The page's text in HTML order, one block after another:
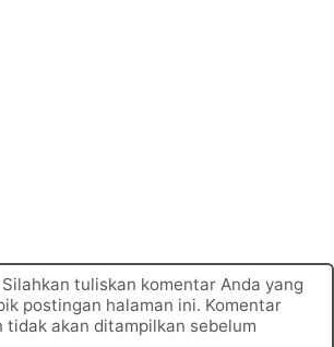
Silahkan tuliskan komentar Anda yang
postingan halaman ini. Komentar
akan ditampilkan sebelum